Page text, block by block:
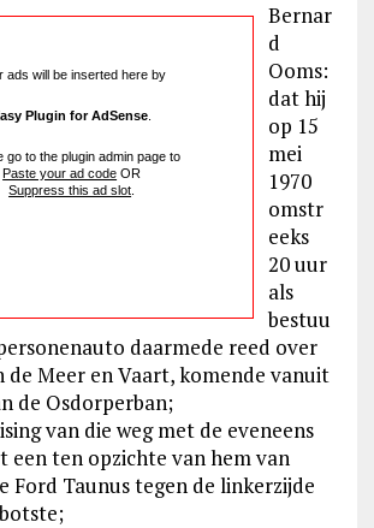
ads will be inserted here by
Plugin for AdSense
go to the plugin admin page to
Paste your ad code OR
Suppress this ad slot
Bernar
d
Ooms:
dat hij
op 15
mei
1970
omstr
eeks
20 uur
als
bestuu
daarmede reed over
de Meer en Vaart, komende vanuit
de Osdorperban;
van die weg met de eveneens
een ten opzichte van hem van
Ford Taunus tegen de linkerzijde